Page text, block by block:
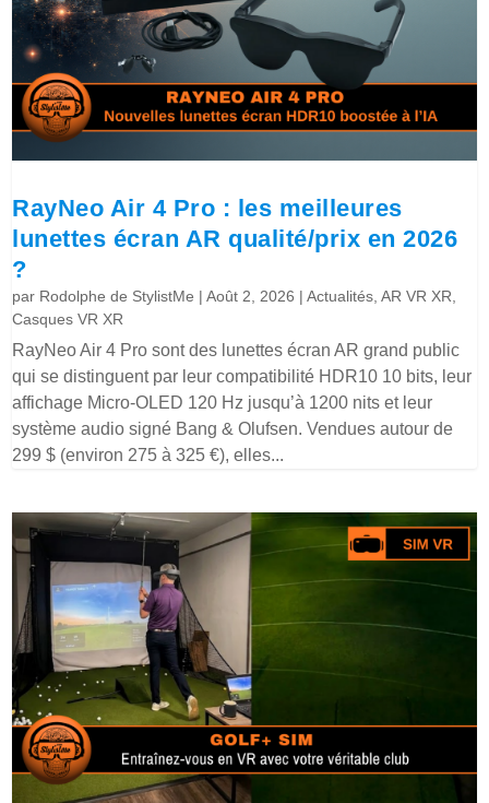
RayNeo Air 4 Pro : les meilleures
lunettes écran AR qualité/prix en 2026
?
par Rodolphe de StylistMe |Août 2, 2026 |Actualités ,AR VR XR
Casques VR XR
RayNeo Air 4 Pro sont des lunettes écran AR grand public
qui se distinguent par leur compatibilité HDR10 10 bits, leur
affichage Micro-OLED 120 Hz jusqu’à 1200 nits et leur
système audio signé Bang & Olufsen. Vendues autour de
299 $ (environ 275 à 325 €), elles...